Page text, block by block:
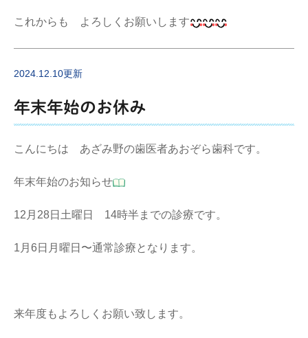
これからも よろしくお願いします
2024.12.10更新
年末年始のお休み
こんにちは あざみ野の歯医者あおぞら歯科です。
年末年始のお知らせ
12月28日土曜日 14時半までの診療です。
1月6日月曜日〜通常診療となります。
来年度もよろしくお願い致します。